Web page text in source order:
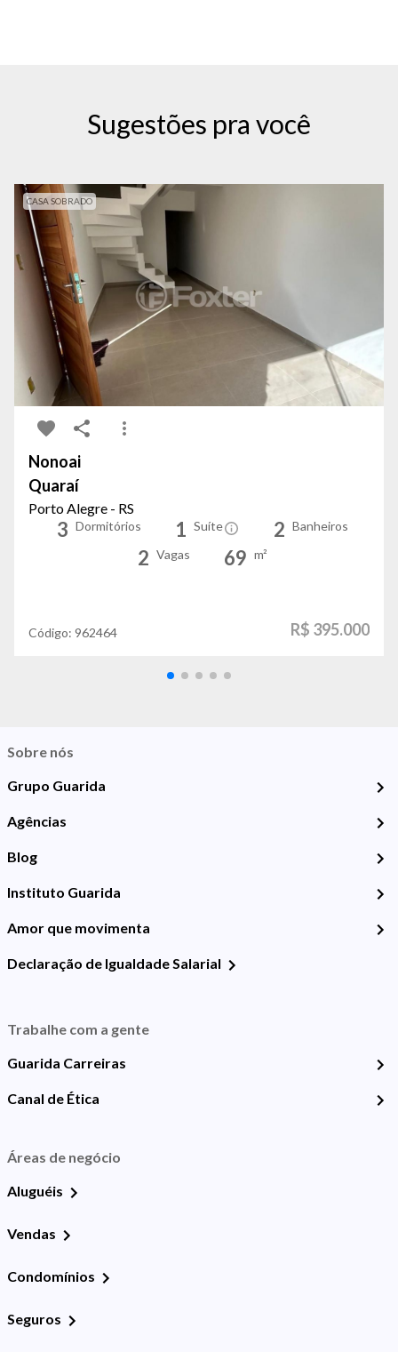
Sugestões pra você
CASA SOBRADO
Nonoai
Quaraí
Porto Alegre - RS
3 Dormitórios 1 Suíte 2 Banheiros
2 Vagas 69 m²
Código: 962464 R$ 395.000
Sobre nós
Grupo Guarida
Agências
Blog
Instituto Guarida
Amor que movimenta
Declaração de Igualdade Salarial
Trabalhe com a gente
Guarida Carreiras
Canal de Ética
Áreas de negócio
Aluguéis
Vendas
Condomínios
Seguros